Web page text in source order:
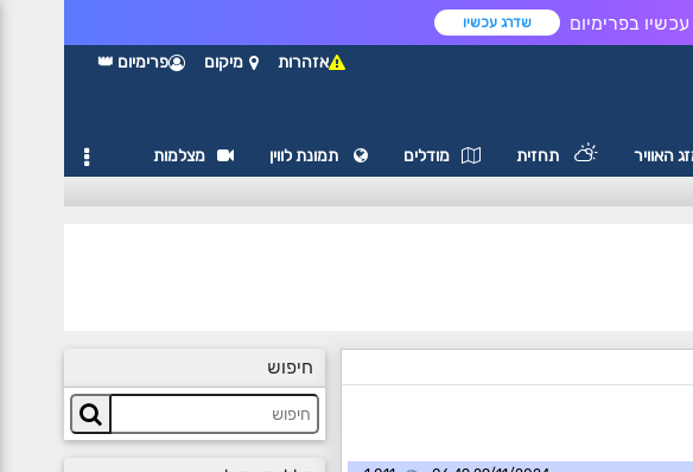
בפרימיום שדרג עכשיו
אזהרות מיקום פרימיום 👑
האוויר תחזית מודלים תמונת לווין מצלמות
חיפוש